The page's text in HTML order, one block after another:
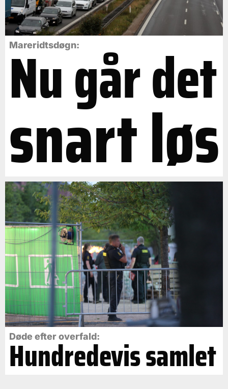
Mareridtsdøgn:
Nu går det
snart løs
Døde efter overfald:
Hundredevis samlet